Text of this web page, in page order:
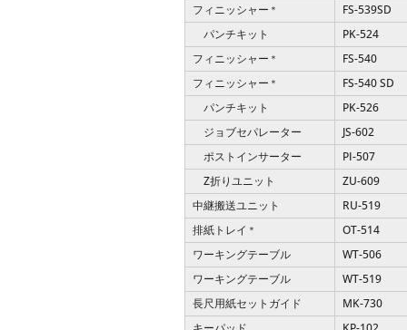
フィニッシャー ＊
FS-539SD
パンチキット
PK-524
フィニッシャー ＊
FS-540
フィニッシャー ＊
FS-540 SD
パンチキット
PK-526
ジョブセパレーター
JS-602
ポストインサーター
PI-507
Z折りユニット
ZU-609
中継搬送ユニット
RU-519
排紙トレイ ＊
OT-514
ワーキングテーブル
WT-506
ワーキングテーブル
WT-519
長尺用紙セットガイド
MK-730